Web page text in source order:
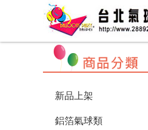
新品上架
鋁箔氣球類